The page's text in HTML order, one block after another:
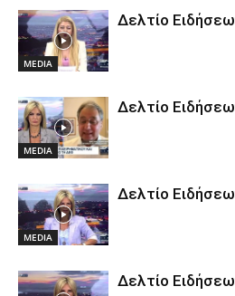
MEDIA
Δελτίο
MEDIA
Δελτίο
MEDIA
Δελτίο
Δελτίο